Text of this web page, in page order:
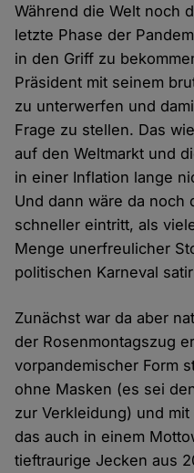
Während die Welt noch
letzte Phase der
in den Griff zu
Präsident mit seinem
zu unterwerfen und
Frage zu stellen. Das
auf den Weltmarkt und
in einer Inflation lange
Und dann wäre da noch
schneller eintritt, als
Menge unerfreulicher
politischen Karneval
Zunächst war da aber
der Rosenmontagszug
vorpandemischer Form
ohne Masken (es sei
zur Verkleidung) und
das auch in einem
tieftraurige Jecken aus